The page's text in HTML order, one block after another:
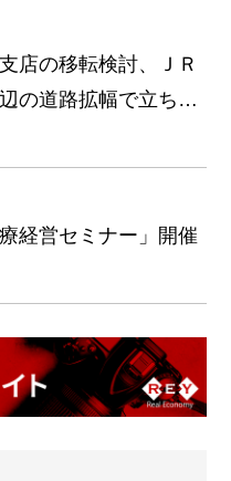
店の移転検討、ＪＲ
の道路拡幅で立ち退
め
経営セミナー」開催